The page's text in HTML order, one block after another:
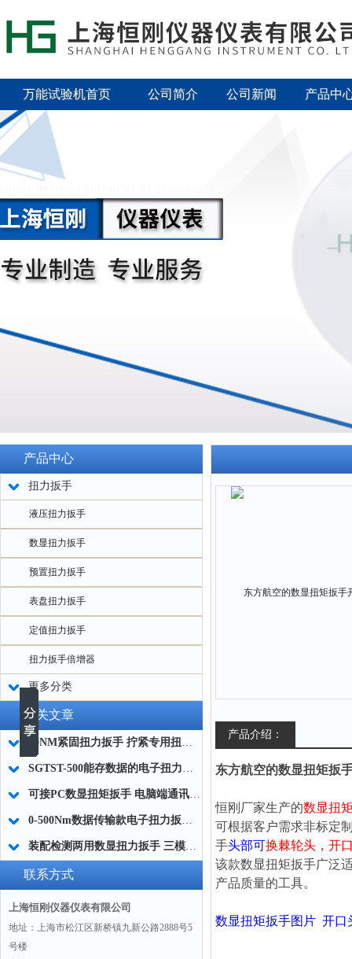
万能试验机首页 公司简介 公司新闻 产品中
产品中心
扭力扳手
液压扭力扳手
数显扭力扳手
预置扭力扳手
表盘扭力扳手
定值扭力扳手
扭力扳手倍增器
更多分类
相关文章
20NM紧固扭力扳手 拧紧专用扭力扳手 右旋力矩扳手厂家
SGTST-500能存数据的电子扭力扳手 带工作记录的智能扭力扳手厂家
可接PC数显扭矩扳手 电脑端通讯力矩扳手 数据上传电脑电子扭力扳手厂家
0-500Nm数据传输款电子扭力扳手,信号输出追溯扭矩值的扭矩扳手
装配检测两用数显扭力扳手 三模式切换扭矩扳手 工业紧固测量力矩扳手品牌
联系方式
上海恒刚仪器仪表有限公司
地址：上海市松江区新桥镇九新公路2888号5
号楼
产品介绍：
东方航空的数显扭矩扳
恒刚厂家生产的数显扭
可根据客户需求非标定
手头部可换棘轮头，开
该款数显扭矩扳手广泛
产品质量的工具。
数显扭矩扳手图片 开口